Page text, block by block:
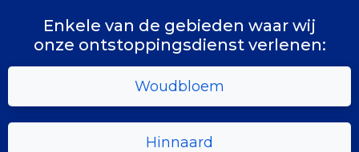
Enkele van de gebieden waar wij
onze ontstoppingsdienst verlenen:
Woudbloem
Hinnaard